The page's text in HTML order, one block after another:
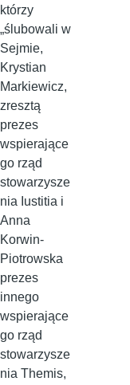
którzy
„ślubowali w
Sejmie,
Krystian
Markiewicz,
zresztą
prezes
wspierające
go rząd
stowarzysze
nia Iustitia i
Anna
Korwin-
Piotrowska
prezes
innego
wspierające
go rząd
stowarzysze
nia Themis,